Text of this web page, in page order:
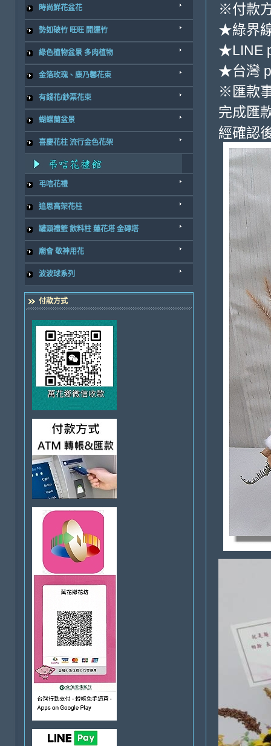
時尚鮮花盆花
勢如破竹 旺旺 開運竹
綠色植物盆景 多肉植物
金箔玫瑰、康乃馨花束
有錢花/鈔票花束
蝴蝶蘭盆景
喜慶花柱 流行金色花架
弔唁花禮
追思高架花柱
罐頭禮籃 飲料柱 蓮花塔 金磚塔
廟會 敬神用花
波波球系列
付款方式
※付款
★綠界
★LINE
★台灣
※匯款
完成匯
經確認